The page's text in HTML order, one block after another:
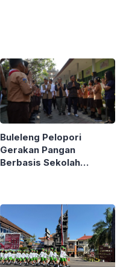
Buleleng Pelopori
Gerakan Pangan
Berbasis Sekolah